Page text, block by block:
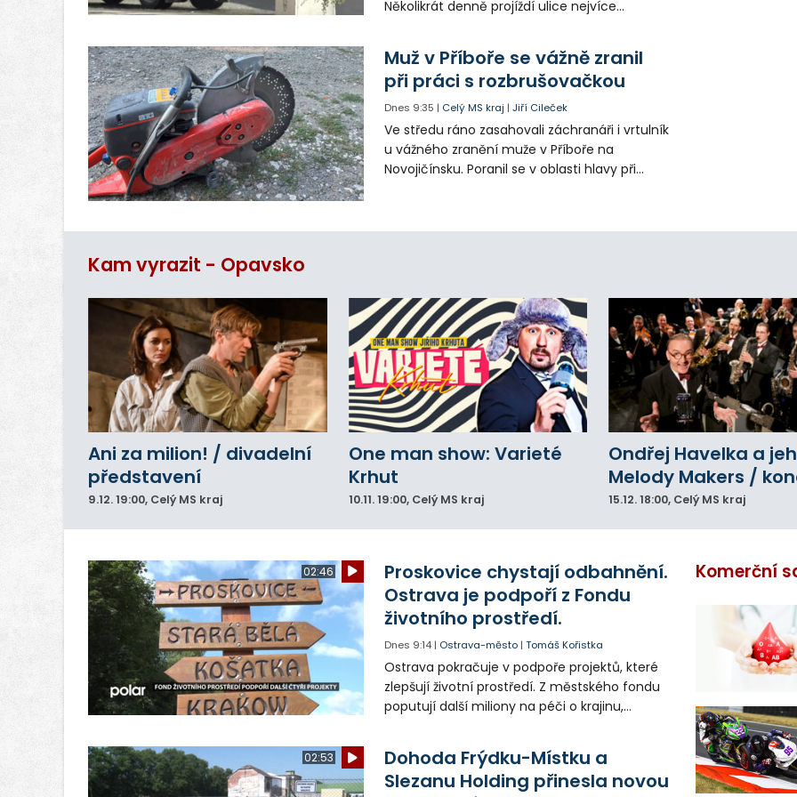
Několikrát denně projíždí ulice nejvíce
Muž v Příboře se vážně zranil
při práci s rozbrušovačkou
Dnes 9:35 | Celý MS kraj |Jiří Cileček
Ve středu ráno zasahovali záchranáři i vrtulník
u vážného zranění muže v Příboře na
Novojičínsku. Poranil se v oblasti hlavy při
nemocnice.
Kam vyrazit - Opavsko
Ani za milion! / divadelní
představení
9.12.19:00, Celý MS kraj
One man show: Varieté
Krhut
10.11. 19:00, Celý MS kraj
Ondřej Havelka a
Melody Makers /
15.12.18:00, Celý MS kraj
02:46
Proskovice chystají odbahnění.
Ostrava je podpoří z Fondu
životního prostředí.
Dnes 9:14 | Ostrava-město |Tomáš Kořistka
Ostrava pokračuje v podpoře projektů, které
zlepšují životní prostředí. Z městského fondu
poputují další miliony na péči o krajinu,
02:53
Dohoda Frýdku-Místku a
Slezanu Holding přinesla novou
Komerční